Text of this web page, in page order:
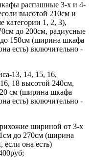
распашные 3-х и 4-
высотой 210см и
категории 1, 2, 3),
до 200см, радиусные
150см (ширина шкафа
есть) включительно -
13, 14, 15, 16,
18 высотой 240см,
см (ширина шкафа
есть) включительно -
шириной от 3-х
до 270см (ширина
если она есть)